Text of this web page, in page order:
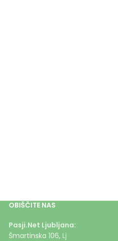
OBIŠČITE NAS
Pasji.Net Ljubljana:
Šmartinska 106, Lj